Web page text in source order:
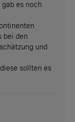
es noch
bei den
und
sollten es